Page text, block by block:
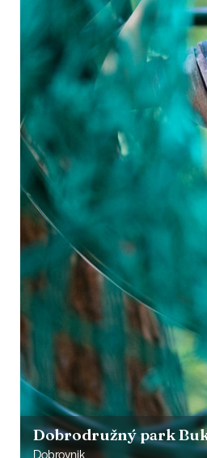
Dobrodružný park
Dobrovnik